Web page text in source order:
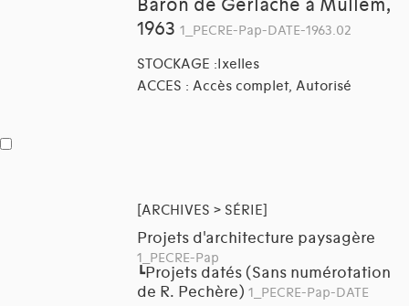
Baron de Gerlache à Mullem,
1963 1_PECRE-Pap-DATE-1963.02
STOCKAGE :Ixelles
ACCES : Accès complet, Autorisé
[ARCHIVES > SÉRIE]
Projets d'architecture paysagère
1_PECRE-Pap
┗Projets datés (Sans numérotation
de R. Pechère) 1_PECRE-Pap-DATE